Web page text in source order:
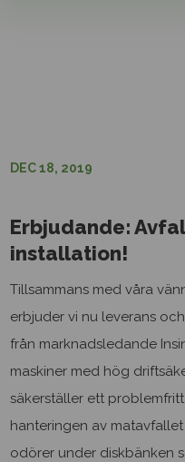
Max filstorlek: 50 MB.
Jag godkänner
DEC 18, 2019
Erbjudande:
installation!
Tillsammans med våra
erbjuder vi nu leverans
från marknadsledande
maskiner med hög
säkerställer ett
hanteringen av
odörer under diskbänken